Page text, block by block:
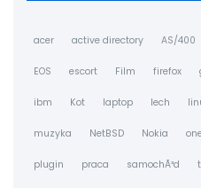
acer active directory AS/400
EOS escort Film firefox
ibm Kot laptop lech
muzyka NetBSD Nokia
plugin praca samochÃ³d